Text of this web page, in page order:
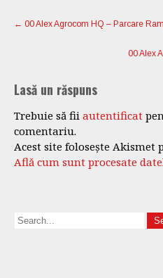
Post
navigation
← 00 Alex Agrocom HQ – Parcare
00 Alex
Lasă un răspuns
Trebuie să fii autentificat
comentariu.
Acest site folosește Akismet
Află cum sunt procesate